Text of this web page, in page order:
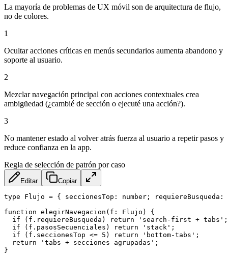
La mayoría de problemas de UX móvil son de arquitectura de flujo,
no de colores.
1
Ocultar acciones críticas en menús secundarios aumenta abandono y
soporte al usuario.
2
Mezclar navegación principal con acciones contextuales crea
ambigüedad (¿cambié de sección o ejecuté una acción?).
3
No mantener estado al volver atrás fuerza al usuario a repetir pasos y
reduce confianza en la app.
Regla de selección de patrón por caso
Editar Copiar
type Flujo = { seccionesTop: number;
function elegirNavegacion(f: Flujo) {
  if (f.requiereBusqueda) return 'search-first + tabs';
  if (f.pasosSecuenciales) return 'stack';
  if (f.seccionesTop <= 5) return 'bottom-tabs';
  return 'tabs + secciones agrupadas';